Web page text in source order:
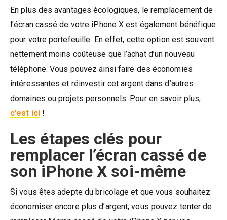
En plus des avantages écologiques, le remplacement de
l’écran cassé de votre iPhone X est également bénéfique
pour votre portefeuille. En effet, cette option est souvent
nettement moins coûteuse que l’achat d’un nouveau
téléphone. Vous pouvez ainsi faire des économies
intéressantes et réinvestir cet argent dans d’autres
domaines ou projets personnels. Pour en savoir plus,
c’est ici!
Les étapes clés pour
remplacer l’écran cassé de
son iPhone X soi-même
Si vous êtes adepte du bricolage et que vous souhaitez
économiser encore plus d’argent, vous pouvez tenter de